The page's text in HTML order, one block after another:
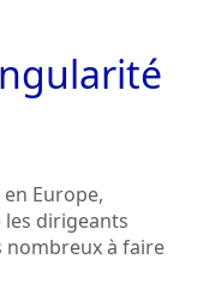
en Europe,
les dirigeants
nombreux à faire